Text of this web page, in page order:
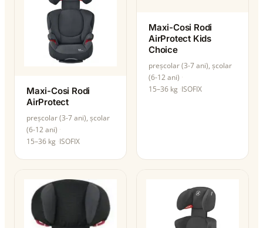
Maxi-Cosi Rodi
AirProtect
preșcolar (3-7 ani), școlar
(6-12 ani)
15–36 kg ISOFIX
Maxi-Cosi Rodi
AirProtect Kids
Choice
preșcolar (3-7 ani), școlar
(6-12 ani)
15–36 kg ISOFIX